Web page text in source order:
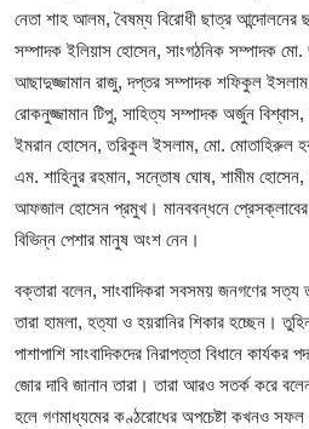
সিলেট বিভাগ
আইনি পরামর্শের
চাকরি
নেতা শাহ আলম, বৈষম্য বিরোধী ছাত্র আন্দোলনের
সম্পাদক ইলিয়াস হোসেন, সাংগঠনিক সম্পাদক মো.
আছাদুজ্জামান রাজু, দপ্তর সম্পাদক শফিকুল
রোকনুজ্জামান টিপু, সাহিত্য সম্পাদক অর্জুন
ইমরান হোসেন, তরিকুল ইসলাম, মো. মোতাহিরুল
এম. শাহিনুর রহমান, সন্তোষ ঘোষ, শামীম হোসেন,
আফজাল হোসেন প্রমুখ। মানববন্ধনে প্রেসক্লাবের
বিভিন্ন পেশার মানুষ অংশ নেন।
বক্তারা বলেন, সাংবাদিকরা সবসময় জনগণের
তারা হামলা, হত্যা ও হয়রানির শিকার হচ্ছেন।
পাশাপাশি সাংবাদিকদের নিরাপত্তা বিধানে
জোর দাবি জানান তারা। তারা আরও সতর্ক করে
হলে গণমাধ্যমের কণ্ঠরোধের অপচেষ্টা কখনও সফল